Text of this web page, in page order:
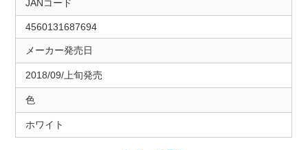
JANコード
4560131687694
メーカー発売日
2018/09/上旬発売
色
ホワイト